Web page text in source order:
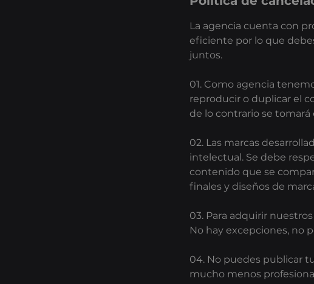
La agencia cuenta con
eficiente por lo que
juntos.
01. Como agencia
reproducir o duplicar el
de lo contrario se tomará
02. Las marcas
intelectual. Se debe
contenido que se
finales y diseños de
03. Para adquirir
No hay excepciones, no
04. No puedes publicar
mucho menos